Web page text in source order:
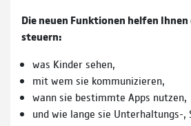
Die neuen Funktionen helfen Ihnen
steuern:
was Kinder sehen,
mit wem sie kommunizieren,
wann sie bestimmte Apps nutzen,
und wie lange sie Unterhaltungs-,